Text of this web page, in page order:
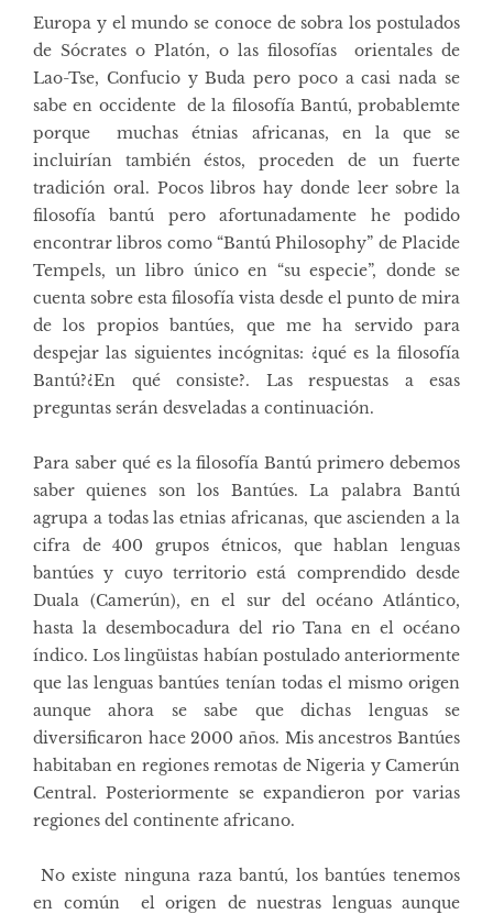
Europa y el mundo se conoce de sobra los postulados
de Sócrates o Platón, o las filosofías orientales de
Lao-Tse, Confucio y Buda pero poco a casi nada se
sabe en occidente de la filosofía Bantú, probablemte
porque muchas étnias africanas, en la que se
incluirían también éstos, proceden de un fuerte
tradición oral. Pocos libros hay donde leer sobre la
filosofía bantú pero afortunadamente he podido
encontrar libros como “Bantú Philosophy” de Placide
Tempels, un libro único en “su especie”, donde se
cuenta sobre esta filosofía vista desde el punto de mira
de los propios bantúes, que me ha servido para
despejar las siguientes incógnitas: ¿qué es la filosofía
Bantú?¿En qué consiste?. Las respuestas a esas
preguntas serán desveladas a continuación.
Para saber qué es la filosofía Bantú primero debemos
saber quienes son los Bantúes. La palabra Bantú
agrupa a todas las etnias africanas, que ascienden a la
cifra de 400 grupos étnicos, que hablan lenguas
bantúes y cuyo territorio está comprendido desde
Duala (Camerún), en el sur del océano Atlántico,
hasta la desembocadura del rio Tana en el océano
índico. Los lingüistas habían postulado anteriormente
que las lenguas bantúes tenían todas el mismo origen
aunque ahora se sabe que dichas lenguas se
diversificaron hace 2000 años. Mis ancestros Bantúes
habitaban en regiones remotas de Nigeria y Camerún
Central. Posteriormente se expandieron por varias
regiones del continente africano.
No existe ninguna raza bantú, los bantúes tenemos
en común el origen de nuestras lenguas aunque